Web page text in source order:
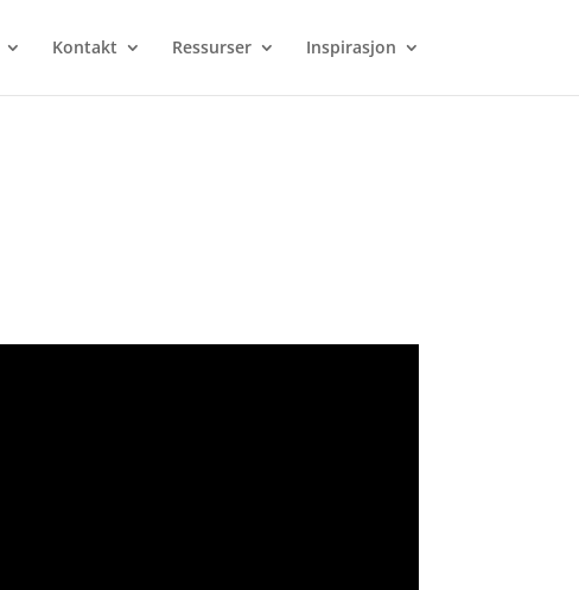
Kontakt Ressurser Inspirasjon